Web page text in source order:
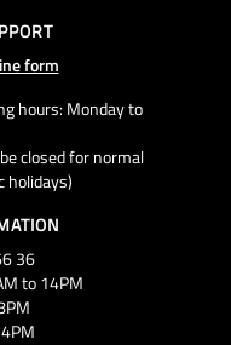
form
hours: Monday to
closed for normal
holidays)
36
to 14PM